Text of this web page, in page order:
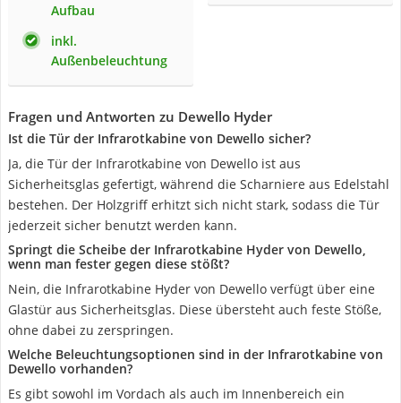
Aufbau
inkl.
Außenbeleuchtung
Fragen und Antworten zu Dewello Hyder
Ist die Tür der Infrarotkabine von Dewello sicher?
Ja, die Tür der Infrarotkabine von Dewello ist aus
Sicherheitsglas gefertigt, während die Scharniere aus Edelstahl
bestehen. Der Holzgriff erhitzt sich nicht stark, sodass die Tür
jederzeit sicher benutzt werden kann.
Springt die Scheibe der Infrarotkabine Hyder von Dewello,
wenn man fester gegen diese stößt?
Nein, die Infrarotkabine Hyder von Dewello verfügt über eine
Glastür aus Sicherheitsglas. Diese übersteht auch feste Stöße,
ohne dabei zu zerspringen.
Welche Beleuchtungsoptionen sind in der Infrarotkabine von
Dewello vorhanden?
Es gibt sowohl im Vordach als auch im Innenbereich ein